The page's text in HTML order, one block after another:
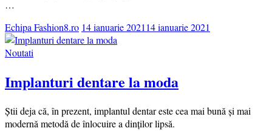
…
Echipa Fashion8.ro 14 ianuarie 202114 ianuarie 2021
Noutati
Implanturi dentare la moda
Știi deja că, în prezent, implantul dentar este cea mai bună și mai
modernă metodă de înlocuire a dinților lipsă.